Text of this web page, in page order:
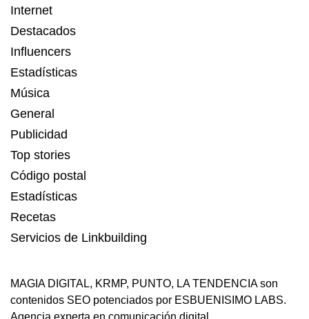
Internet
Destacados
Influencers
Estadísticas
Música
General
Publicidad
Top stories
Código postal
Estadísticas
Recetas
Servicios de Linkbuilding
MAGIA DIGITAL, KRMP, PUNTO, LA TENDENCIAson
contenidos SEO potenciados por ESBUENISIMO LABS.